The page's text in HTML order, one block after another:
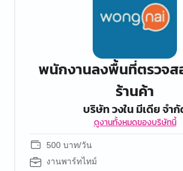
พนักงานลงพื้นที่ตรวจ
ร้านค้า
บริษัท วงใน มีเดีย จำ
ดูงานทั้งหมดของบริษัทนี้
500 บาท/วัน
งานพาร์ทไทม์